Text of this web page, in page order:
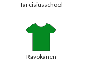
Tarcisiusschool
Ravokanen